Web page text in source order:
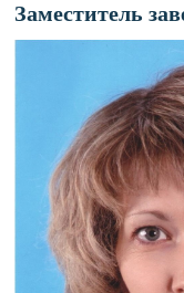
Заместитель